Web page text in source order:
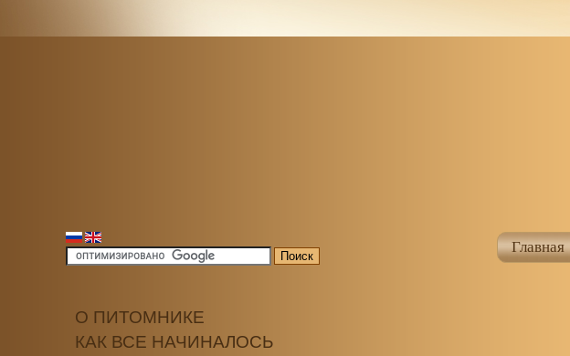
Главная
О ПИТОМНИКЕ
КАК ВСЕ НАЧИНАЛОСЬ